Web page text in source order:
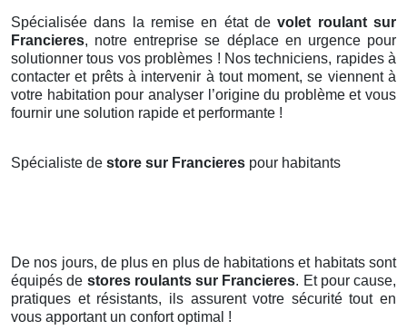
Spécialisée dans la remise en état devolet roulant sur
Francieres, notre entreprise se déplace en urgence pour
solutionner tous vos problèmes ! Nos techniciens, rapides à
contacter et prêts à intervenir à tout moment, se viennent à
votre habitation pour analyser l’origine du problème et vous
fournir une solution rapide et performante !
Spécialiste de store sur Francieres pour habitants
De nos jours, de plus en plus de habitations et habitats sont
équipés de stores roulants sur Francieres. Et pour cause,
pratiques et résistants, ils assurent votre sécurité tout en
vous apportant un confort optimal !